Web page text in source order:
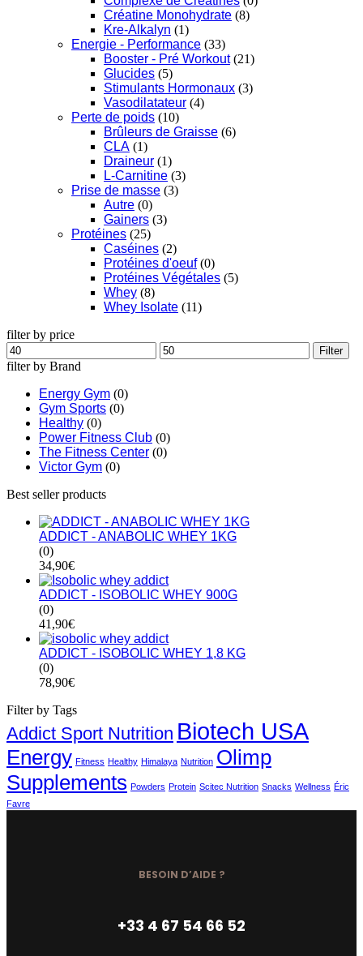
Créatine Monohydrate (8)
Kre-Alkalyn (1)
Energie - Performance (33)
Booster - Pré Workout (21)
Glucides (5)
Stimulants Hormonaux (3)
Vasodilatateur (4)
Perte de poids (10)
Brûleurs de Graisse (6)
CLA (1)
Draineur (1)
L-Carnitine (3)
Prise de masse (3)
Autre (0)
Gainers (3)
Protéines (25)
Caséines (2)
Protéines d'oeuf (0)
Protéines Végétales (5)
Whey (8)
Whey Isolate (11)
filter by price
Filter
filter by Brand
Energy Gym (0)
Gym Sports (0)
Healthy (0)
Power Fitness Club (0)
The Fitness Center (0)
Victor Gym (0)
Best seller products
ADDICT - ANABOLIC WHEY 1KG
(0)
34,90€
ADDICT - ISOBOLIC WHEY 900G
(0)
41,90€
ADDICT - ISOBOLIC WHEY 1,8 KG
(0)
78,90€
Filter by Tags
Addict Sport Nutrition Biotech USA
Energy Fitness Healthy Himalaya Nutrition Olimp
Supplements Powders Protein Scitec Nutrition Snacks Wellness Éric
Favre
BESOIN D’AIDE ?
+33 4 67 54 66 52